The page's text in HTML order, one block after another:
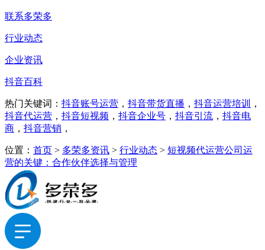
联系多荣多
行业动态
企业资讯
抖音百科
热门关键词： 抖音账号运营 ， 抖音带货直播 ， 抖音运营培训
，
抖音代运营 ， 抖音短视频 ， 抖音企业号 ， 抖音引流 ， 抖音电
商 ， 抖音营销 ，
位置： 首页 > 多荣多资讯 > 行业动态 > 短视频代运营公司运
营的关键：合作伙伴选择与管理